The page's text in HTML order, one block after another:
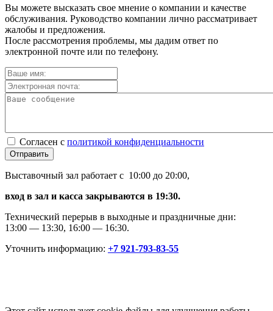
Вы можете высказать свое мнение о компании и качестве
обслуживания. Руководство компании лично рассматривает
жалобы и предложения.
После рассмотрения проблемы, мы дадим ответ по
электронной почте или по телефону.
Согласен с политикой конфиденциальности
Отправить
Выставочный зал работает с 10:00 до 20:00,
вход в зал и касса закрываются в 19:30.
Технический перерыв в выходные и праздничные дни:
13:00 — 13:30, 16:00 — 16:30.
Уточнить информацию: +7 921-793-83-55